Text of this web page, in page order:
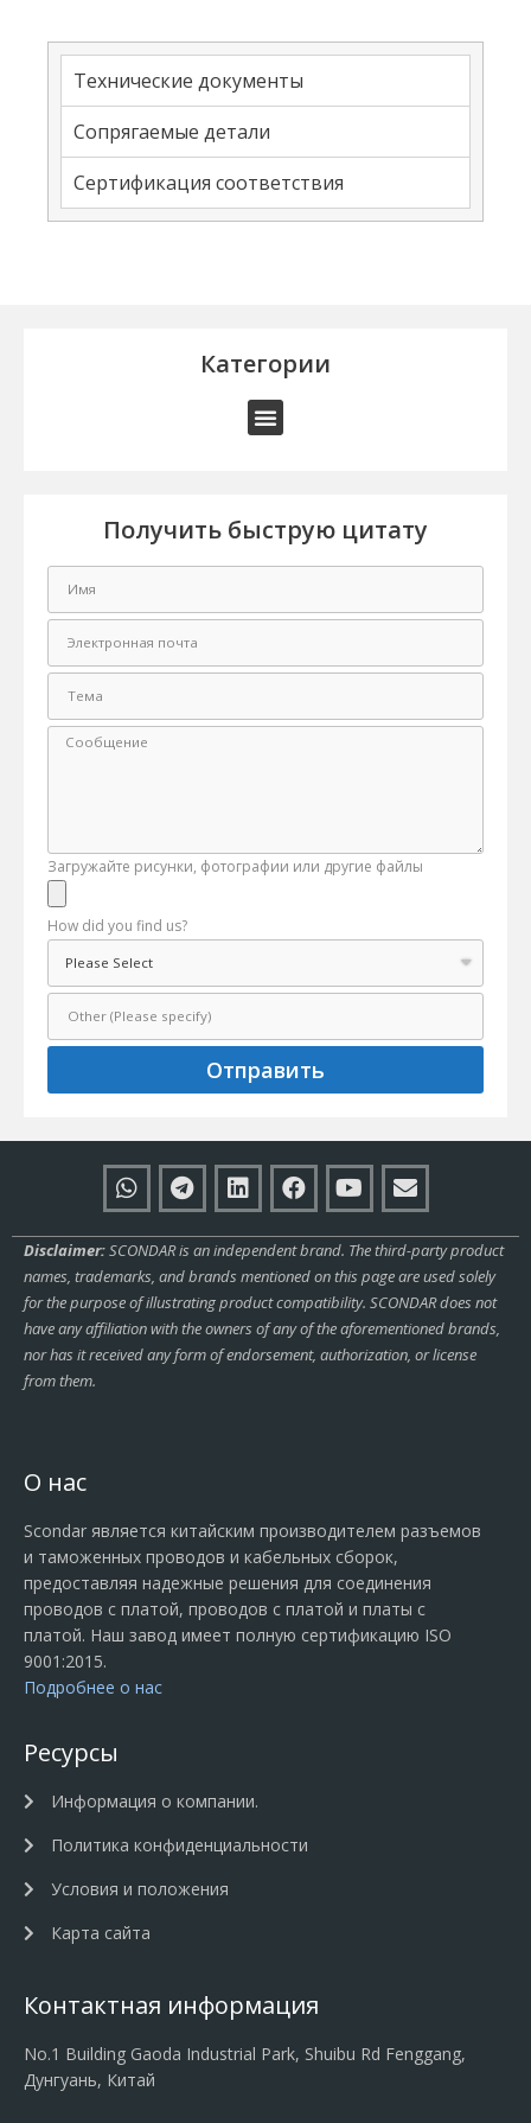
Технические документы
Сопрягаемые детали
Сертификация соответствия
Категории
Получить быструю цитату
Загружайте рисунки, фотографии или другие файлы
How did you find us?
Отправить
Disclaimer:SCONDAR is an independent brand. The third-party product
names, trademarks, and brands mentioned on this page are used solely
for the purpose of illustrating product compatibility. SCONDAR does not
have any affiliation with the owners of any of the aforementioned brands,
nor has it received any form of endorsement, authorization, or license
from them.
О нас
Scondar является китайским производителем разъемов
и таможенных проводов и кабельных сборок,
предоставляя надежные решения для соединения
проводов с платой, проводов с платой и платы с
платой. Наш завод имеет полную сертификацию ISO
9001:2015.
Подробнее о нас
Ресурсы
Информация о компании.
Политика конфиденциальности
Условия и положения
Карта сайта
Контактная информация
No.1 Building Gaoda Industrial Park, Shuibu Rd Fenggang,
Дунгуань, Китай